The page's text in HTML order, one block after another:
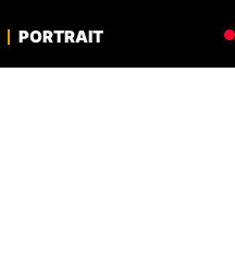
PORTRAIT